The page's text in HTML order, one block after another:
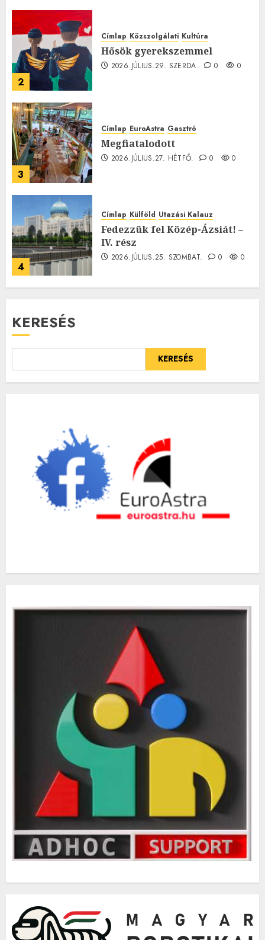
2
Címlap Közszolgálati Kultúra
Hősök gyerekszemmel
2026.JÚLIUS.29. SZERDA. 0 0
3
Címlap EuroAstra Gasztró
Megfiatalodott
2026.JÚLIUS.27. HÉTFŐ. 0 0
4
Címlap Külföld Utazási Kalauz
Fedezzük fel Közép-Ázsiát! –
IV. rész
2026.JÚLIUS.25. SZOMBAT. 0 0
KERESÉS
KERESÉS